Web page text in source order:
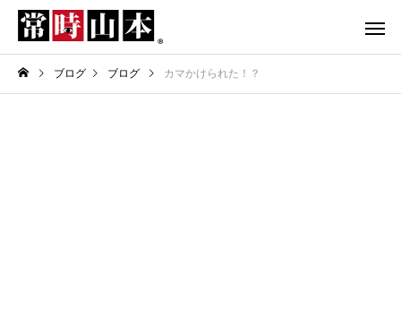
ブログ ブログ カマかけられた！？